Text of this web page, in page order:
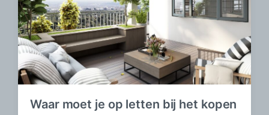
u
m
Waar moet je op letten bij het kopen